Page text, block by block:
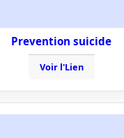
Prevention suicide
Voir l'Lien